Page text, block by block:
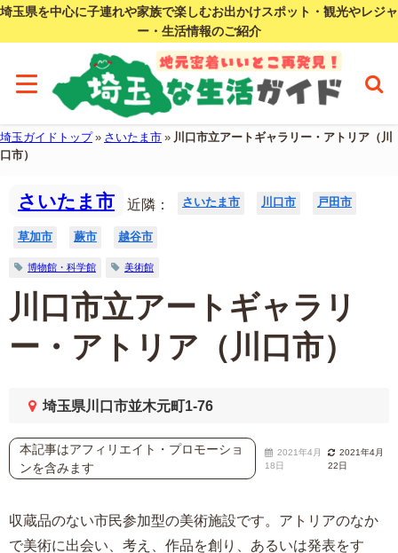
埼玉県を中心に子連れや家族で楽しむお出かけスポット・観光やレジャ
ー・生活情報のご紹介
埼玉ガイドトップ» さいたま市 » 川口市立アートギャラリー・アトリア（川
口市）
さいたま市 近隣： さいたま市 川口市 戸田市
草加市 蕨市 越谷市
博物館・科学館 美術館
川口市立アートギャラリ
ー・アトリア（川口市）
埼玉県川口市並木元町1-76
本記事はアフィリエイト・プロモーショ
ンを含みます
2021年4月
18日
2021年4月
22日
収蔵品のない市民参加型の美術施設です。アトリアのなか
で美術に出会い、考え、作品を創り、あるいは発表をす